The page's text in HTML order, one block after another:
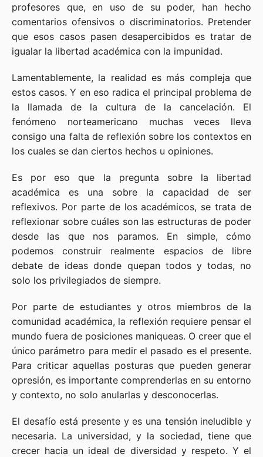
profesores que, en uso de su poder, han hecho
comentarios ofensivos o discriminatorios. Pretender
que esos casos pasen desapercibidos es tratar de
igualar la libertad académica con la impunidad.
Lamentablemente, la realidad es más compleja que
estos casos. Y en eso radica el principal problema de
la llamada de la cultura de la cancelación. El
fenómeno norteamericano muchas veces lleva
consigo una falta de reflexión sobre los contextos en
los cuales se dan ciertos hechos u opiniones.
Es por eso que la pregunta sobre la libertad
académica es una sobre la capacidad de ser
reflexivos. Por parte de los académicos, se trata de
reflexionar sobre cuáles son las estructuras de poder
desde las que nos paramos. En simple, cómo
podemos construir realmente espacios de libre
debate de ideas donde quepan todos y todas, no
solo los privilegiados de siempre.
Por parte de estudiantes y otros miembros de la
comunidad académica, la reflexión requiere pensar el
mundo fuera de posiciones maniqueas. O creer que el
único parámetro para medir el pasado es el presente.
Para criticar aquellas posturas que pueden generar
opresión, es importante comprenderlas en su entorno
y contexto, no solo anularlas y desconocerlas.
El desafío está presente y es una tensión ineludible y
necesaria. La universidad, y la sociedad, tiene que
crecer hacia un ideal de diversidad y respeto. Y el